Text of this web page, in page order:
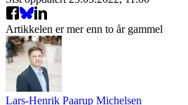
Artikkelen er mer enn to år gammel
Lars-Henrik Paarup Michelsen